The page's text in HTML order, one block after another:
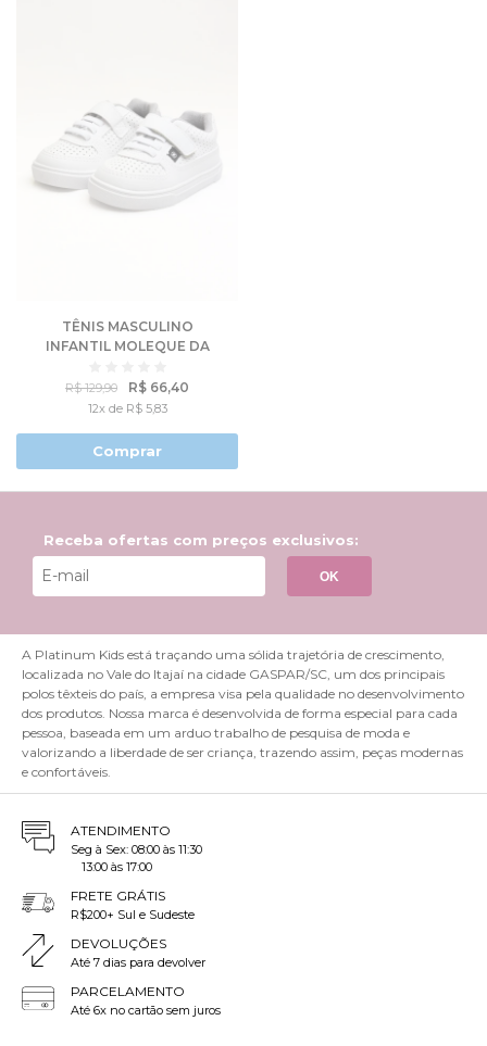
TÊNIS MASCULINO
INFANTIL MOLEQUE DA
R$ 129,90 R$ 66,40
12x de R$ 5,83
Comprar
Receba ofertas com preços exclusivos:
OK
A Platinum Kids está traçando uma sólida trajetória de crescimento,
localizada no Vale do Itajaí na cidade GASPAR/SC, um dos principais
polos têxteis do país, a empresa visa pela qualidade no desenvolvimento
dos produtos. Nossa marca é desenvolvida de forma especial para cada
pessoa, baseada em um arduo trabalho de pesquisa de moda e
valorizando a liberdade de ser criança, trazendo assim, peças modernas
e confortáveis.
ATENDIMENTO
Seg à Sex: 08:00 às 11:30
13:00 às 17:00
FRETE GRÁTIS
R$200+ Sul e Sudeste
DEVOLUÇÕES
Até 7 dias para devolver
PARCELAMENTO
Até 6x no cartão sem juros